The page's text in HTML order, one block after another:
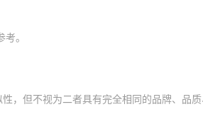
。
，但不视为二者具有完全相同的品牌、品质